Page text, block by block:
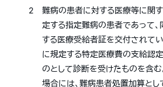
2
難病の患者に対する医療等に関
定する指定難病の患者であって
する医療受給者証を交付されて
に規定する特定医療費の支給認
のとして診断を受けたものを含む
場合には、難病患者処置加算と